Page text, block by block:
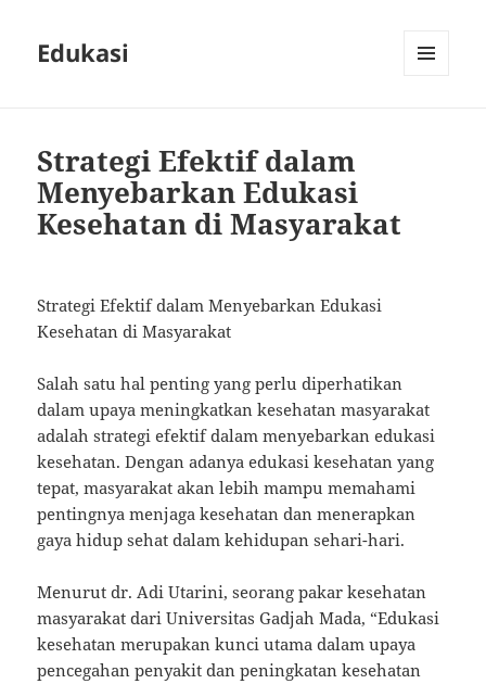
Edukasi
Strategi Efektif dalam
Menyebarkan Edukasi
Kesehatan di Masyarakat
Strategi Efektif dalam Menyebarkan Edukasi
Kesehatan di Masyarakat
Salah satu hal penting yang perlu diperhatikan
dalam upaya meningkatkan kesehatan masyarakat
adalah strategi efektif dalam menyebarkan edukasi
kesehatan. Dengan adanya edukasi kesehatan yang
tepat, masyarakat akan lebih mampu memahami
pentingnya menjaga kesehatan dan menerapkan
gaya hidup sehat dalam kehidupan sehari-hari.
Menurut dr. Adi Utarini, seorang pakar kesehatan
masyarakat dari Universitas Gadjah Mada, “Edukasi
kesehatan merupakan kunci utama dalam upaya
pencegahan penyakit dan peningkatan kesehatan